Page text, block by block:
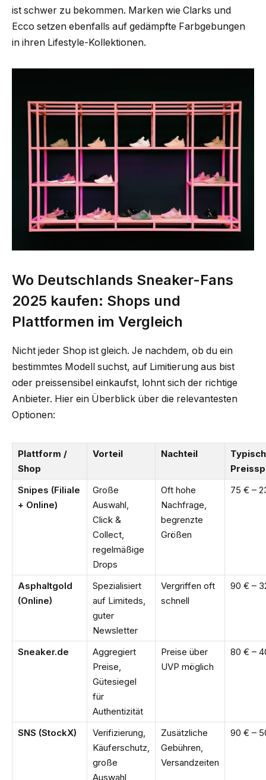
ist schwer zu bekommen. Marken wie Clarks und
Ecco setzen ebenfalls auf gedämpfte Farbgebungen
in ihren Lifestyle-Kollektionen.
Wo Deutschlands Sneaker-Fans
2025 kaufen: Shops und
Plattformen im Vergleich
Nicht jeder Shop ist gleich. Je nachdem, ob du ein
bestimmtes Modell suchst, auf Limitierung aus bist
oder preissensibel einkaufst, lohnt sich der richtige
Anbieter. Hier ein Überblick über die relevantesten
Optionen:
Plattform /
Shop
Vorteil Nachteil
Snipes (Filiale
+ Online)
Große
Auswahl,
Click &
Collect,
regelmäßige
Drops
Oft hohe
Nachfrage,
begrenzte
Größen
75 € –
Asphaltgold
(Online)
Spezialisiert
auf Limiteds,
guter
Newsletter
Vergriffen oft
schnell
90 € –
Sneaker.de
Aggregiert
Preise,
Gütesiegel
für
Authentizität
Preise über
UVP möglich
80 € –
SNS (StockX)
Verifizierung,
Käuferschutz,
große
Auswahl
Zusätzliche
Gebühren,
Versandzeiten
90 € –